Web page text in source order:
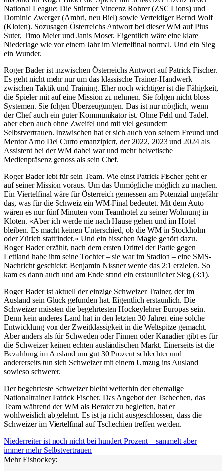
National League: Die Stürmer Vincenz Rohrer (ZSC Lions) und
Dominic Zwerger (Ambri, neu Biel) sowie Verteidiger Bernd Wolf
(Kloten). Sozusagen Österreichs Antwort bei dieser WM auf Pius
Suter, Timo Meier und Janis Moser. Eigentlich wäre eine klare
Niederlage wie vor einem Jahr im Viertelfinal normal. Und ein Sieg
ein Wunder.
Roger Bader ist inzwischen Österreichs Antwort auf Patrick Fischer.
Es geht nicht mehr nur um das klassische Trainer-Handwerk
zwischen Taktik und Training. Eher noch wichtiger ist die Fähigkeit,
die Spieler mit auf eine Mission zu nehmen. Sie folgen nicht bloss
Systemen. Sie folgen Überzeugungen. Das ist nur möglich, wenn
der Chef auch ein guter Kommunikator ist. Ohne Fehl und Tadel,
aber eben auch ohne Zweifel und mit viel gesundem
Selbstvertrauen. Inzwischen hat er sich auch von seinem Freund und
Mentor Arno Del Curto emanzipiert, der 2022, 2023 und 2024 als
Assistent bei der WM dabei war und mehr helvetische
Medienpräsenz genoss als sein Chef.
Roger Bader lebt für sein Team. Wie einst Patrick Fischer geht er
auf seiner Mission voraus. Um das Unmögliche möglich zu machen.
Ein Viertelfinal wäre für Österreich gemessen am Potenzial ungefähr
das, was für die Schweiz ein WM-Final bedeutet. Mit dem Auto
wären es nur fünf Minuten vom Teamhotel zu seiner Wohnung in
Kloten. «Aber ich werde nie nach Hause gehen und im Hotel
bleiben. Es macht keinen Unterschied, ob die WM in Stockholm
oder Zürich stattfindet.» Und ein bisschen Magie gehört dazu.
Roger Bader erzählt, nach dem ersten Drittel der Partie gegen
Lettland habe ihm seine Tochter – sie war im Stadion – eine SMS-
Nachricht geschickt: Benjamin Nissner werde das 2:1 erzielen. So
kam es dann auch und am Ende stand ein erstaunlicher Sieg (3:1).
Roger Bader ist aktuell der einzige Schweizer Trainer, der im
Ausland sein Glück gefunden hat. Eigentlich erstaunlich. Die
Schweizer müssten die begehrtesten Hockeylehrer Europas sein.
Denn kein anderes Land hat in den letzten 30 Jahren eine solche
Entwicklung von der Zweitklassigkeit in die Weltspitze gemacht.
Aber anders als für Schweden oder Finnen oder Kanadier gibt es für
die Schweizer keinen echten ausländischen Markt. Einerseits ist die
Bezahlung im Ausland um gut 30 Prozent schlechter und
andererseits tun sich Schweizer mit einem Umzug ins Ausland
sowieso schwerer.
Der begehrteste Schweizer bleibt weiterhin der ehemalige
Nationaltrainer Patrick Fischer. Das Angebot der Tschechen, das
Team während der WM als Berater zu begleiten, hat er
wohlweislich abgelehnt. Es ist ja nicht ausgeschlossen, dass die
Schweizer im Viertelfinal auf Tschechien treffen werden.
Niederreiter ist noch nicht bei hundert Prozent – sammelt aber
immer mehr Selbstvertrauen
Mehr Eishockey: